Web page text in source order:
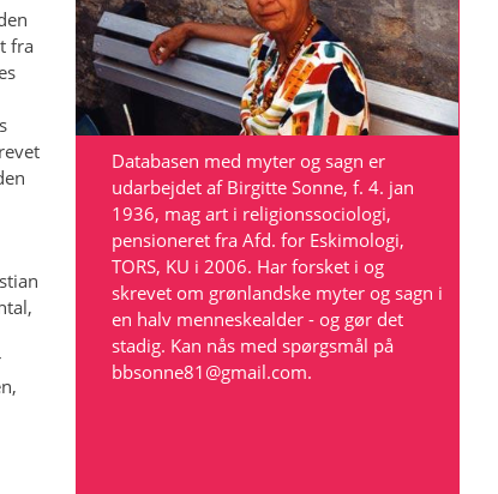
fra
Databasen med myter og sagn er
udarbejdet af Birgitte Sonne, f. 4. jan
1936, mag art i religionssociologi,
pensioneret fra Afd. for Eskimologi,
TORS, KU i 2006. Har forsket i og
skrevet om grønlandske myter og sagn i
en halv menneskealder - og gør det
stadig. Kan nås med spørgsmål på
bbsonne81@gmail.com.